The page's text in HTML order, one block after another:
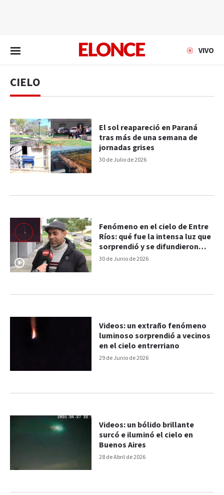
VIVO
CIELO
30 de Julio de 2026
El sol reapareció en Paraná
tras más de una semana de
jornadas grises
30 de Junio de 2026
Fenómeno en el cielo de Entre
Ríos: qué fue la intensa luz que
sorprendió y se difundieron
videos
29 de Junio de 2026
Videos: un extraño fenómeno
luminoso sorprendió a vecinos
en el cielo entrerriano
28 de Abril de 2026
Videos: un bólido brillante
surcó e iluminó el cielo en
Buenos Aires